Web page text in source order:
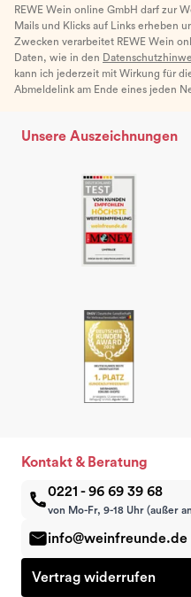
REWE Wein online GmbH darf zur
Mails und Klicks auf Links erheben
Zwecken verarbeitet REWE Wein
Daten, wie in den
kann ich jederzeit mit Wirkung für
Abmeldelink am Ende eines jeden
Unsere Auszeichnungen
Kontakt & Beratung
0221 - 96 69 39 68
von Mo-Fr, 9-18 Uhr (außer
info@weinfreunde.de
Vertrag widerrufen